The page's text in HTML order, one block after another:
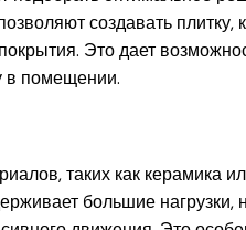
создавать плитку,
Это дает
в помещении.
таких как керамика
большие нагрузки,